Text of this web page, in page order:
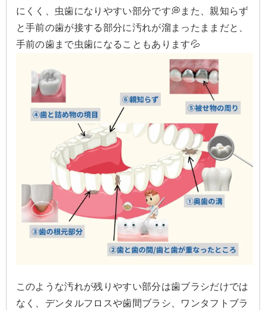
にくく、虫歯になりやすい部分です💭また、親知らず
と手前の歯が接する部分に汚れが溜まったままだと、
手前の歯まで虫歯になることもあります💦
このような汚れが残りやすい部分は歯ブラシだけでは
なく、デンタルフロスや歯間ブラシ、ワンタフトブラ